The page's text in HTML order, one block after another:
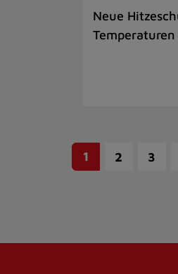
Neue
1 2 3